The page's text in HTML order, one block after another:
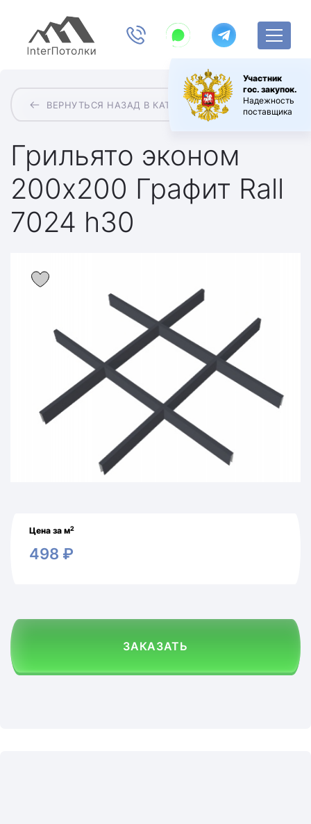
Участник
гос. закупок.
Надежность
поставщика
ВЕРНУТЬСЯ НАЗАД В КАТАЛОГ
Грильято эконом
200х200 Графит Rall
7024 h30
Цена за м2
498 ₽
ЗАКАЗАТЬ